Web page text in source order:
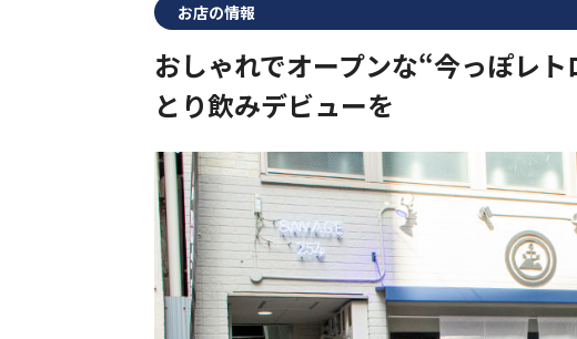
お店の情報
おしゃれでオープンな“今っぽレ
とり飲みデビューを